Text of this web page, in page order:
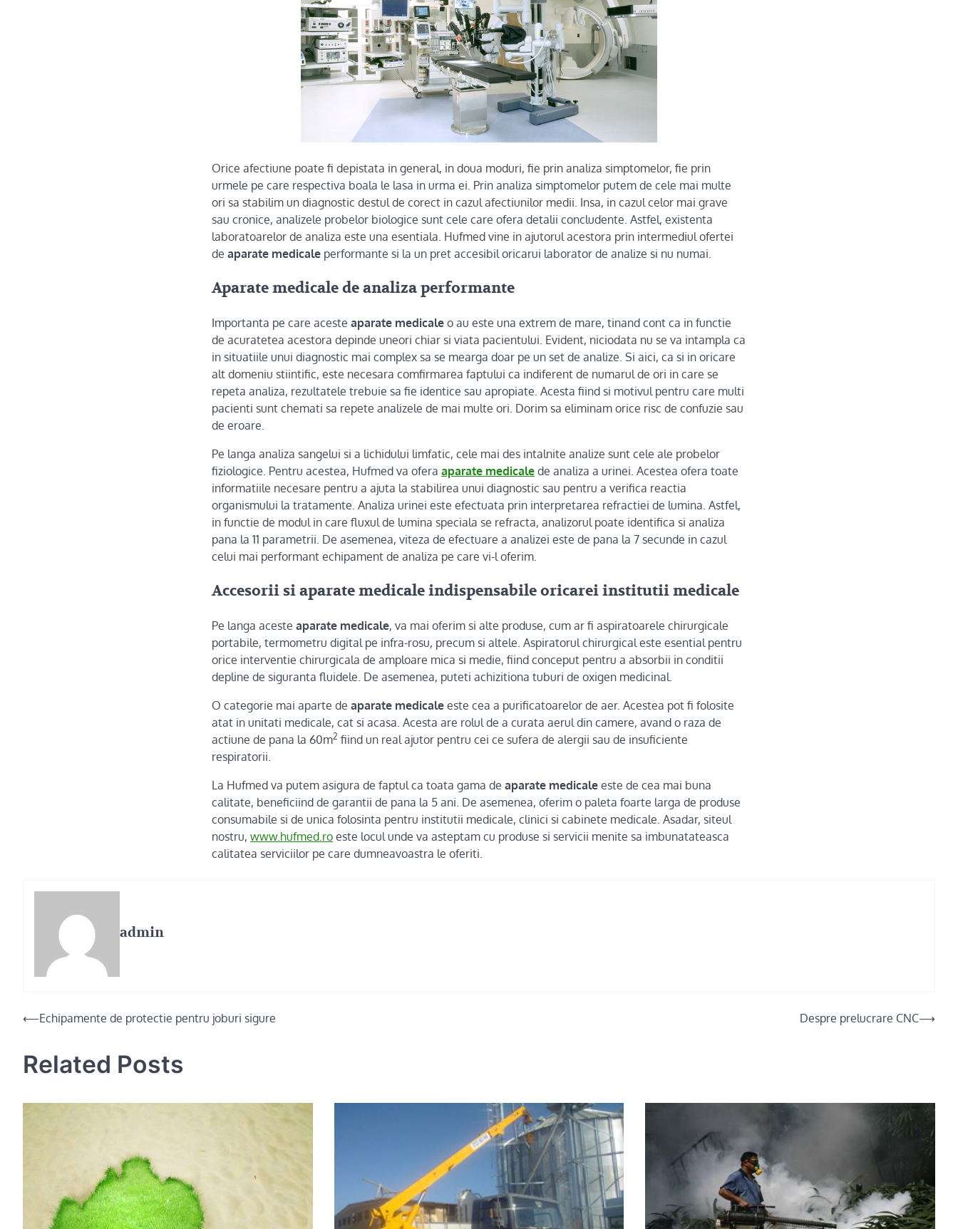
Orice afectiune poate fi depistata in general, in doua moduri, fie prin analiza simptomelor, fie prin
urmele pe care respectiva boala le lasa in urma ei. Prin analiza simptomelor putem de cele mai multe
ori sa stabilim un diagnostic destul de corect in cazul afectiunilor medii. Insa, in cazul celor mai grave
sau cronice, analizele probelor biologice sunt cele care ofera detalii concludente. Astfel, existenta
laboratoarelor de analiza este una esentiala. Hufmed vine in ajutorul acestora prin intermediul ofertei
de aparate medicale performante si la un pret accesibil oricarui laborator de analize si nu numai.
Aparate medicale de analiza performante
Importanta pe care aceste aparate medicale o au este una extrem de mare, tinand cont ca in functie
de acuratetea acestora depinde uneori chiar si viata pacientului. Evident, niciodata nu se va intampla ca
in situatiile unui diagnostic mai complex sa se mearga doar pe un set de analize. Si aici, ca si in oricare
alt domeniu stiintific, este necesara comfirmarea faptului ca indiferent de numarul de ori in care se
repeta analiza, rezultatele trebuie sa fie identice sau apropiate. Acesta fiind si motivul pentru care multi
pacienti sunt chemati sa repete analizele de mai multe ori. Dorim sa eliminam orice risc de confuzie sau
de eroare.
Pe langa analiza sangelui si a lichidului limfatic, cele mai des intalnite analize sunt cele ale probelor
fiziologice. Pentru acestea, Hufmed va ofera aparate medicale de analiza a urinei. Acestea ofera toate
informatiile necesare pentru a ajuta la stabilirea unui diagnostic sau pentru a verifica reactia
organismului la tratamente. Analiza urinei este efectuata prin interpretarea refractiei de lumina. Astfel,
in functie de modul in care fluxul de lumina speciala se refracta, analizorul poate identifica si analiza
pana la 11 parametrii. De asemenea, viteza de efectuare a analizei este de pana la 7 secunde in cazul
celui mai performant echipament de analiza pe care vi-l oferim.
Accesorii si aparate medicale indispensabile oricarei institutii medicale
Pe langa aceste aparate medicale, va mai oferim si alte produse, cum ar fi aspiratoarele chirurgicale
portabile, termometru digital pe infra-rosu, precum si altele. Aspiratorul chirurgical este esential pentru
orice interventie chirurgicala de amploare mica si medie, fiind conceput pentru a absorbii in conditii
depline de siguranta fluidele. De asemenea, puteti achizitiona tuburi de oxigen medicinal.
O categorie mai aparte de aparate medicale este cea a purificatoarelor de aer. Acestea pot fi folosite
atat in unitati medicale, cat si acasa. Acesta are rolul de a curata aerul din camere, avand o raza de
actiune de pana la 60m2 fiind un real ajutor pentru cei ce sufera de alergii sau de insuficiente
respiratorii.
La Hufmed va putem asigura de faptul ca toata gama de aparate medicale este de cea mai buna
calitate, beneficiind de garantii de pana la 5 ani. De asemenea, oferim o paleta foarte larga de produse
consumabile si de unica folosinta pentru institutii medicale, clinici si cabinete medicale. Asadar, siteul
nostru, www.hufmed.ro este locul unde va asteptam cu produse si servicii menite sa imbunatateasca
calitatea serviciilor pe care dumneavoastra le oferiti.
admin
Post
⟵Echipamente de protectie pentru joburi sigure Despre prelucrare CNC⟶
Related Posts